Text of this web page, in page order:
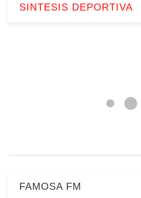
SINTESIS DEPORTIVA
FAMOSA FM